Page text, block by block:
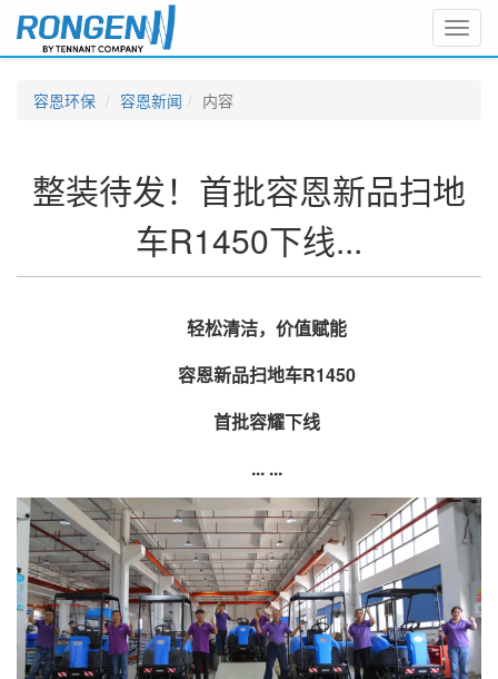
容恩环保 容恩新闻 内容
整装待发！首批容恩新品扫地
车R1450下线...
轻松清洁，价值赋能
容恩新品扫地车R1450
首批容耀下线
... ...